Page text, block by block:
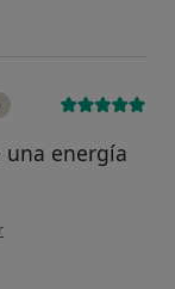
una energía
del usuario A.S